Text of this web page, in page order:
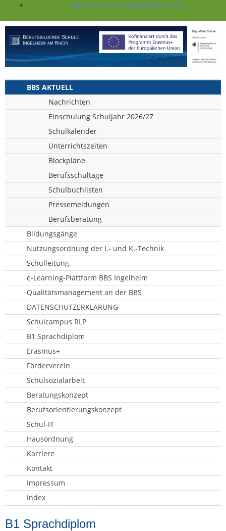
Skip to main content (Press Enter).
BBS AKTUELL
Nachrichten
Einschulung Schuljahr 2026/27
Schulkalender
Unterrichtszeiten
Blockpläne
Berufsschultage
Schulbuchlisten
Pressemeldungen
Berufsberatung
Bildungsgänge
Nutzungsordnung der I.- und K.-Technik
Schulleitung
e-Learning-Plattform BBS Ingelheim
Qualitätsmanagement an der BBS
DATENSCHUTZERKLÄRUNG
Schulcampus RLP
B1 Sprachdiplom
Erasmus+
Förderverein
Schulsozialarbeit
Beratungskonzept
Berufsorientierungskonzept
Schul-IT
Hausordnung
Karriere
Kontakt
Impressum
Index
B1 Sprachdiplom